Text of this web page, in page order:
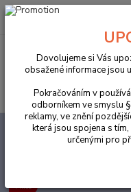
ORDINACE
Akce
Dovolujeme si Vás
obsažené informace jsou
Pokračováním v
odborníkem ve smyslu
reklamy, ve znění
která jsou spojena s
určenými pro